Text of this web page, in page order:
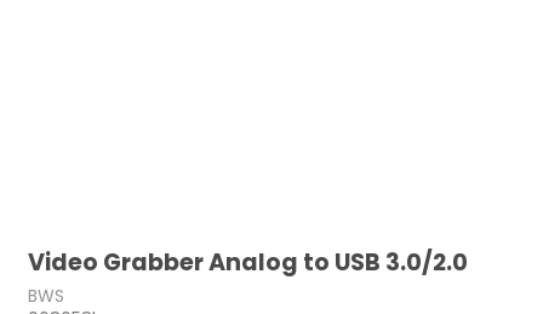
Video Grabber Analog to USB 3.0/2.0
BWS